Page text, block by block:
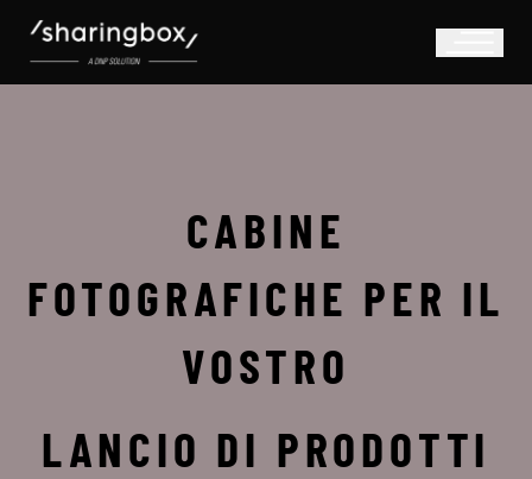
CABINE
FOTOGRAFICHE PER IL
VOSTRO
LANCIO DI PRODOTTI